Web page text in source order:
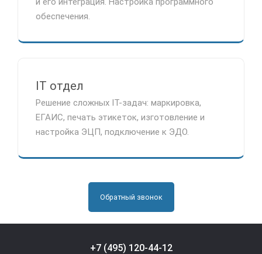
обеспечения.
IT отдел
Решение сложных IT-задач: маркировка,
ЕГАИС, печать этикеток, изготовление и
настройка ЭЦП, подключение к ЭДО.
Обратный звонок
+7 (495) 120-44-12